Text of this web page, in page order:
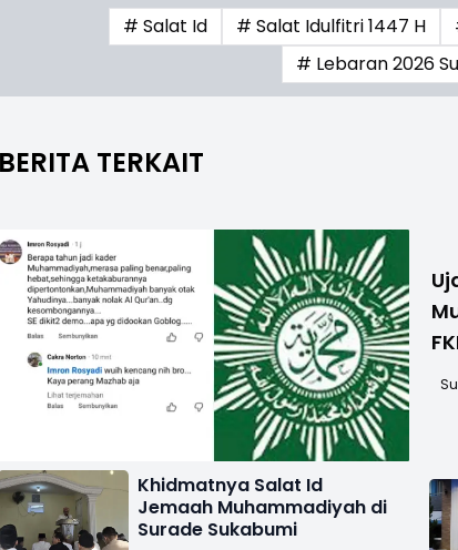
# Salat Id # Salat Idulfitri 1447 H
# Lebaran 2026
BERITA TERKAIT
Khidmatnya Salat Id
Jemaah Muhammadiyah di
Surade Sukabumi